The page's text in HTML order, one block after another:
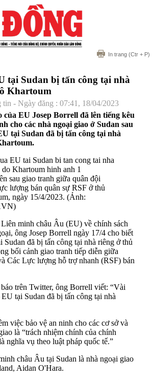
In trang (Ctr + P)
tại Sudan bị tấn công tại nhà
Khartoum
tin - Ngày đăng : 07:41, 18/04/2023
của EU Josep Borrell đã lên tiếng kêu
cho các nhà ngoại giao ở Sudan sau
tại Sudan đã bị tấn công tại nhà
sau giao tranh giữa quân đội
lượng bán quân sự RSF ở thủ
ngày 15/4/2023. (Ảnh:
minh châu Âu (EU) về chính sách
ông Josep Borrell ngày 17/4 cho biết
đã bị tấn công tại nhà riêng ở thủ
bối cảnh giao tranh tiếp diễn giữa
Các Lực lượng hỗ trợ nhanh (RSF) bán
trên Twitter, ông Borrell viết: “Vài
tại Sudan đã bị tấn công tại nhà
việc bảo vệ an ninh cho các cơ sở và
là “trách nhiệm chính của chính
nghĩa vụ theo luật pháp quốc tế.”
châu Âu tại Sudan là nhà ngoại giao
Aidan O'Hara.